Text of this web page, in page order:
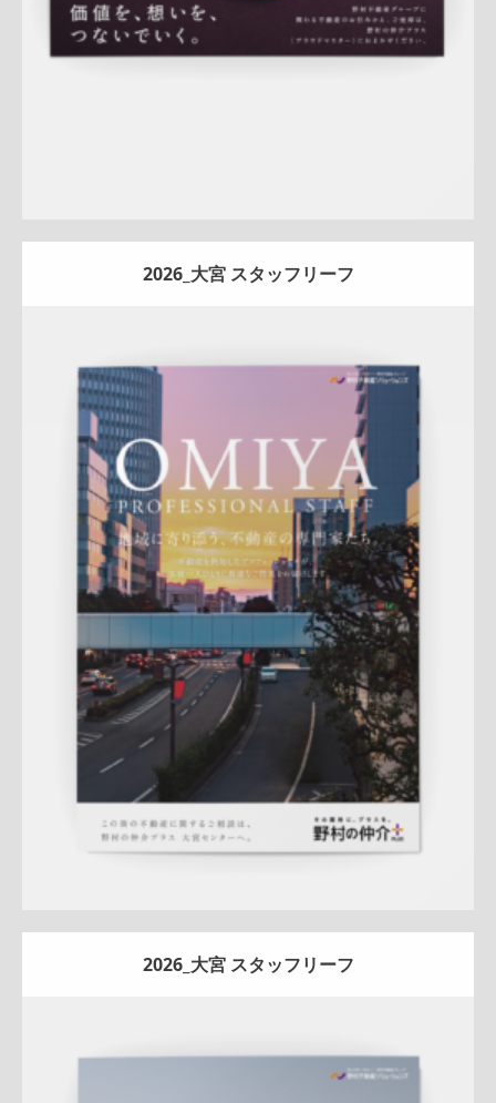
2026_大宮 スタッフリーフ
Update: 2026.07.01
折りパンフレットエリア広告スタッフ紹介新作 来店訴求
査定ナチュラルハートフル大宮センター
詳しく見る
2026_大宮 スタッフリーフ